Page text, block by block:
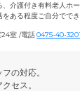
、介護付き有料老人ホ
をある程度ご自分でで
スタッフが24時間365
感じながら暮らしてい
24室 /電話0475-40-3201
の対応。
セス。